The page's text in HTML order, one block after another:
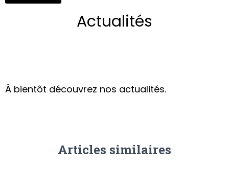
Actualités
À bientôt découvrez nos actualités.
Articles similaires